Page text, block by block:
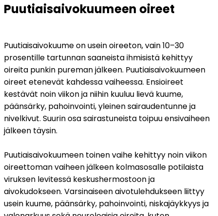
Puutiaisaivokuumeen oireet
Puutiaisaivokuume on usein oireeton, vain 10–30
prosentille tartunnan saaneista ihmisistä kehittyy
oireita punkin pureman jälkeen. Puutiaisaivokuumeen
oireet etenevät kahdessa vaiheessa. Ensioireet
kestävät noin viikon ja niihin kuuluu lievä kuume,
päänsärky, pahoinvointi, yleinen sairaudentunne ja
nivelkivut. Suurin osa sairastuneista toipuu ensivaiheen
jälkeen täysin.
Puutiaisaivokuumeen toinen vaihe kehittyy noin viikon
oireettoman vaiheen jälkeen kolmasosalle potilaista
viruksen levitessä keskushermostoon ja
aivokudokseen. Varsinaiseen aivotulehdukseen liittyy
usein kuume, päänsärky, pahoinvointi, niskajäykkyys ja